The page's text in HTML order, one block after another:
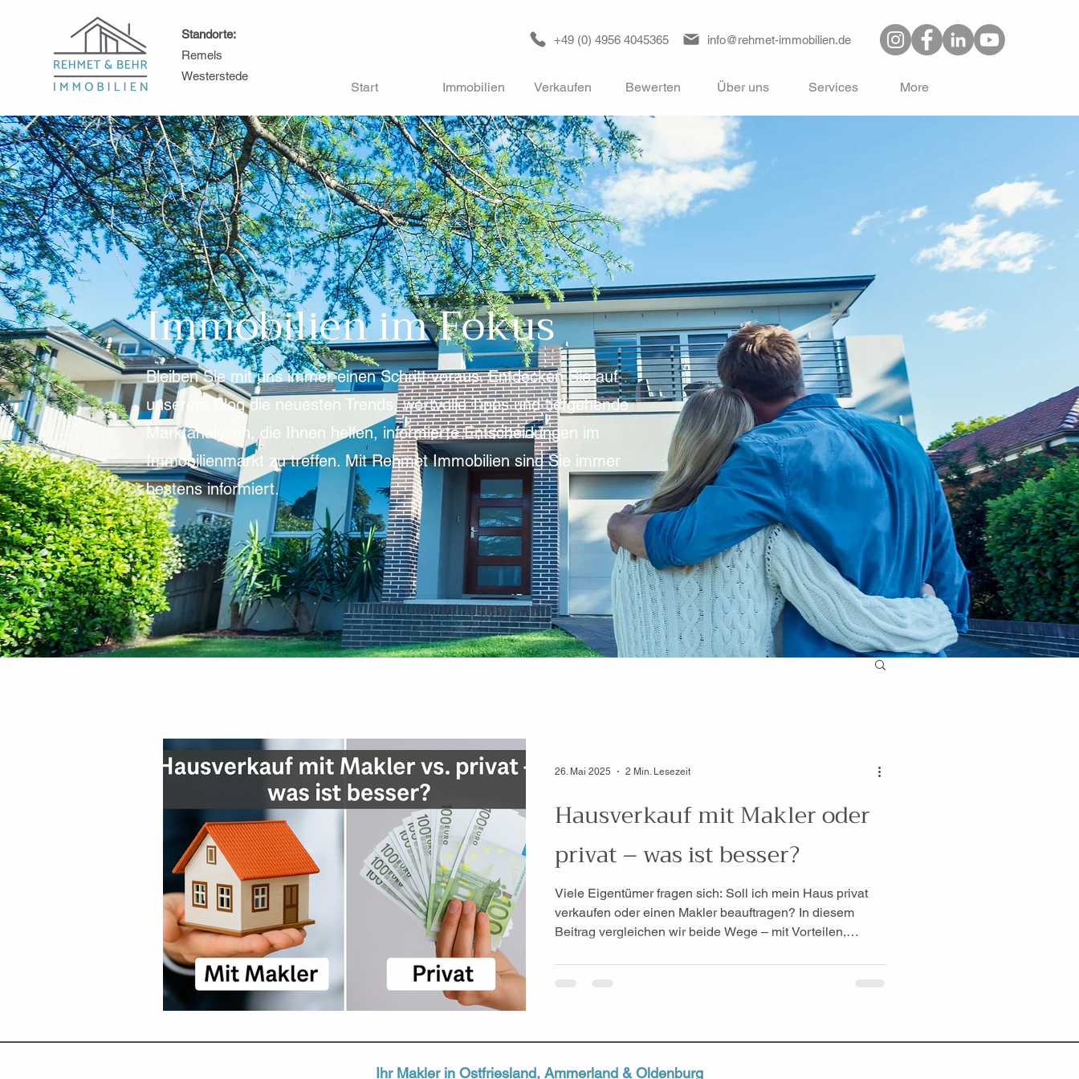
Standorte:
Remels
Westerstede
+49 (0) 4956 4045365 info@rehmet-immobilien.de
Start Immobilien Verkaufen Bewerten Über uns Services More
Immobilien im Fokus
Bleiben Sie mit uns immer einen Schritt voraus. Entdecken Sie auf
unserem Blog die neuesten Trends, wertvolle Tipps und tiefgehende
Marktanalysen, die Ihnen helfen, informierte Entscheidungen im
Immobilienmarkt zu treffen. Mit Rehmet Immobilien sind Sie immer
bestens informiert.
Hausverkauf mit Makler oder
privat – was ist besser?
Viele Eigentümer fragen sich: Soll ich mein Haus privat
verkaufen oder einen Makler beauftragen? In diesem
Beitrag vergleichen wir beide Wege – mit Vorteilen,
26. Mai 2025 2 Min. Lesezeit
Ihr Makler in Ostfriesland, Ammerland & Oldenburg